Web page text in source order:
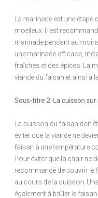
La marinade est une
moelleux. Il est
marinade pendant au
une marinade efficace,
fraîches et des épices. La
viande du faisan et ainsi à
Sous-titre 2: La cuisson sur
La cuisson du faisan doit
éviter que la viande ne
faisan à une température
Pour éviter que la chair ne
recommandé de couvrir le
au cours de la cuisson.
également à brûler le